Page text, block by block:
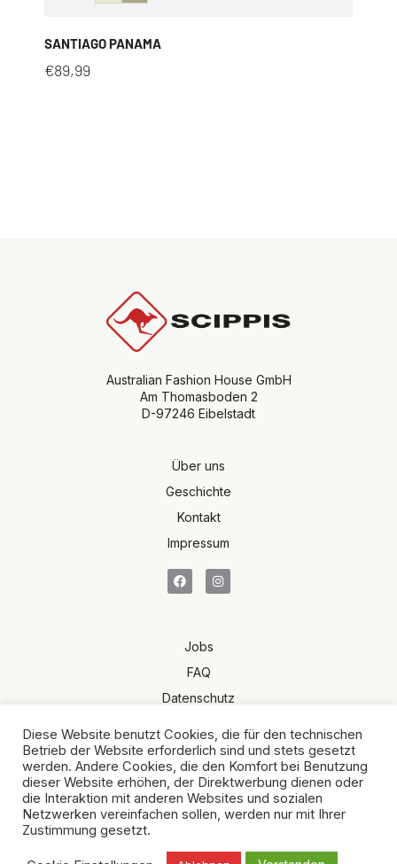
SANTIAGO PANAMA
€89,99
Australian Fashion House GmbH
Am Thomasboden 2
D-97246 Eibelstadt
Über uns
Geschichte
Kontakt
Impressum
Jobs
FAQ
Datenschutz
AGB
Diese Website benutzt Cookies, die für den technischen
Betrieb der Website erforderlich sind und stets gesetzt
werden. Andere Cookies, die den Komfort bei Benutzung
dieser Website erhöhen, der Direktwerbung dienen oder
die Interaktion mit anderen Websites und sozialen
Netzwerken vereinfachen sollen, werden nur mit Ihrer
Zustimmung gesetzt.